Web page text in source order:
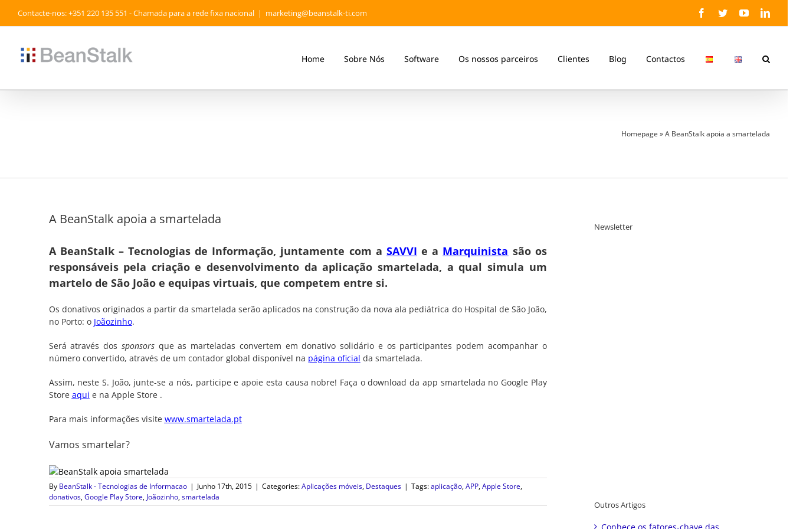
content
Contacte-nos: +351 220 135 551 - Chamada para a rede fixa nacional | marketing@beanstalk-ti.com Facebook
TwitterYouTube
Home Sobre Nós Software Os nossos parceiros Clientes Blog Contactos
Homepage »A BeanStalk apoia a smartelada
A BeanStalk apoia a smartelada
A BeanStalk – Tecnologias de Informação, juntamente com a SAVVI e a Marquinista são os
responsáveis pela criação e desenvolvimento da aplicação smartelada, a qual simula um
martelo de São João e equipas virtuais, que competem entre si.
Os donativos originados a partir da smartelada serão aplicados na construção da nova ala pediátrica do Hospital de São João,
no Porto: o Joãozinho.
Será através dos sponsorsque as marteladas convertem em donativo solidário e os participantes podem acompanhar o
número convertido, através de um contador global disponível na página oficial da smartelada.
Assim, neste S. João, junte-se a nós, participe e apoie esta causa nobre! Faça o download da app smartelada no Google Play
Store aqui e na Apple Store .
Para mais informações visite www.smartelada.pt
Vamos smartelar?
By BeanStalk - Tecnologias de Informacao | Junho 17th, 2015 | Categories:Aplicações móveis, Destaques | Tags:aplicação,APP,Apple Store,
donativos,Google Play Store, Joãozinho,smartelada
Newsletter
Outros Artigos